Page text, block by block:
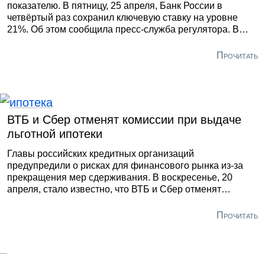
показателю. В пятницу, 25 апреля, Банк России в
четвёртый раз сохранил ключевую ставку на уровне
21%. Об этом сообщила пресс-служба регулятора. В
Прочитать
ВТБ и Сбер отменят комиссии при выдаче
льготной ипотеки
Главы российских кредитных организаций
предупредили о рисках для финансового рынка из-за
прекращения мер сдерживания. В воскресенье, 20
апреля, стало известно, что ВТБ и Сбер отменят
сообщил в своём Telegram-канале телеведущий Павел
Прочитать